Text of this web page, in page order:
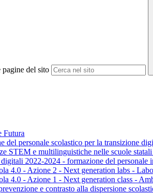
del sito
Futura
del personale scolastico per la transizione
STEM e multilinguistiche nelle scuole
2022-2024 - formazione del personale
4.0 - Azione 2 - Next generation labs -
4.0 - Azione 1 - Next generation class -
e contrasto alla dispersione